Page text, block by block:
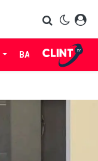
BABES LIFE